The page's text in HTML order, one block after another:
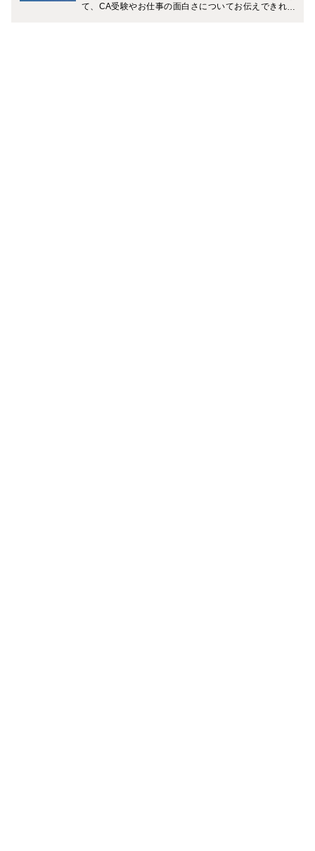
て、CA受験やお仕事の面白さについてお伝えできれば